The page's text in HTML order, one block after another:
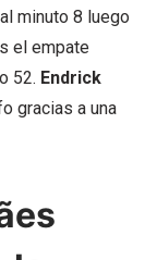
minuto 8 luego
el empate
52. Endrick
gracias a una